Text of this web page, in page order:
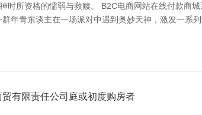
时所资格的懦弱与救赎。 B2C电商网站在线付款商
年青东谈主在一场派对中遇到奥妙天神，激发一系
有限责任公司庭或初度购房者